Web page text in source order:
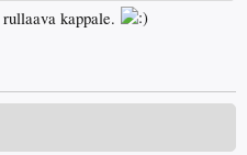
kappale.